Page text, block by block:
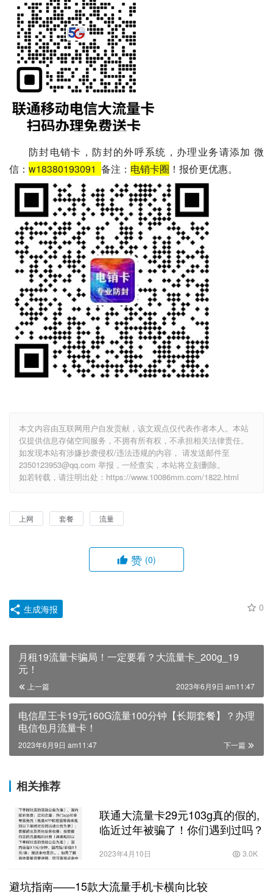
防封电销卡，防封的外呼系统，办理业务请添加 微
信： w18380193091 备注： 电销卡圈 ！报价更优惠。
本文内容由互联网用户自发贡献，该文观点仅代表作者本人。本站
仅提供信息存储空间服务，不拥有所有权，不承担相关法律责任。
如发现本站有涉嫌抄袭侵权/违法违规的内容， 请发送邮件至
2350123953@qq.com 举报，一经查实，本站将立刻删除。
如若转载，请注明出处：https://www.10086mm.com/1822.html
上网 套餐 流量
赞 (0)
0
生成海报
月租19流量卡骗局！一定要看？大流量卡_200g_19
元！
上一篇 2023年6月9日 am11:47
电信星王卡19元160G流量100分钟【长期套餐】？办理
电信包月流量卡！
下一篇
2023年6月9日 am11:47
相关推荐
联通大流量卡29元103g真的假的,
临近过年被骗了！你们遇到过吗？
2023年4月10日 3.0K
避坑指南——15款大流量手机卡横向比较